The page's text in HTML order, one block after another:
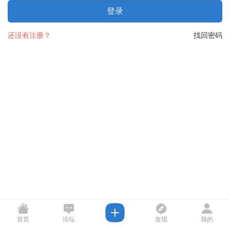
登录
找回密码
还没有注册？
首页 论坛 发现 我的